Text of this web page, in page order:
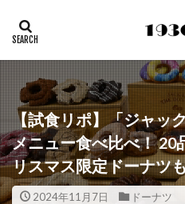
【試食リポ】「ジャッ
メニュー食べ比べ！
リスマス限定ドーナツ
2024年11月7日 ドーナツ